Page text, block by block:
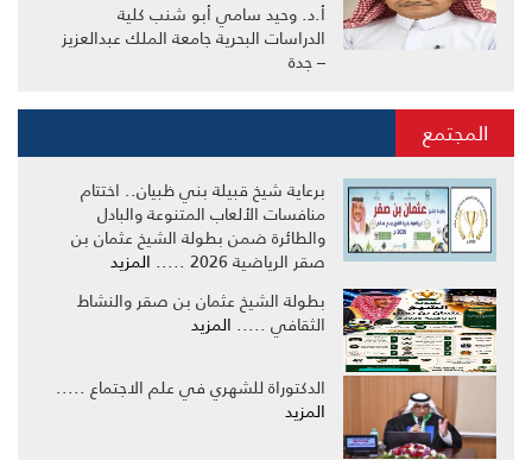
أ.د. وحيد سامي أبو شنب كلية
الدراسات البحرية جامعة الملك عبدالعزيز
– جدة
المجتمع
برعاية شيخ قبيلة بني ظبيان.. اختتام
منافسات الألعاب المتنوعة والبادل
والطائرة ضمن بطولة الشيخ عثمان بن
صقر الرياضية 2026 .....
المزيد
بطولة الشيخ عثمان بن صقر والنشاط
الثقافي ..... المزيد
الدكتوراة للشهري في علم الاجتماع .....
المزيد